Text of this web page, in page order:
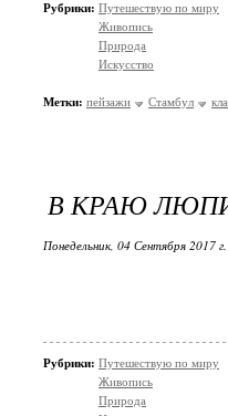
Рубрики: Путешествую по миру
Живопись
Природа
Искусство
Метки: пейзажи Стамбул
В КРАЮ
Понедельник, 04 Сентября 2017
Рубрики: Путешествую по миру
Живопись
Природа